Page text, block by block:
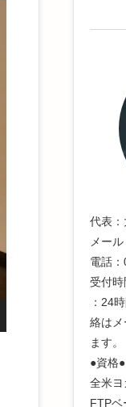
代表
メー
電話
受
：24
絡は
ます。
●資格●
全米
FTPベ